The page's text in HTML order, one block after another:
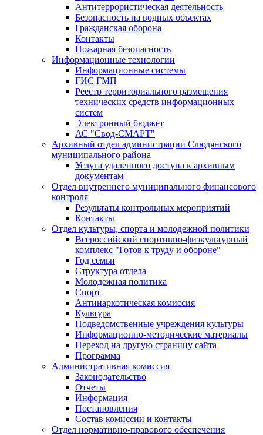
Антитеррористическая деятельность
Безопасность на водных объектах
Гражданская оборона
Контакты
Пожарная безопасность
Информационные технологии
Информационные системы
ГИС ГМП
Реестр территориального размещения
технических средств информационных
систем
Электронный бюджет
АС "Свод-СМАРТ"
Архивный отдел администрации Слюдянского
муниципального района
Услуга удаленного доступа к архивным
документам
Отдел внутреннего муниципального финансового
контроля
Результаты контрольных мероприятий
Контакты
Отдел культуры, спорта и молодежной политики
Всероссийский спортивно-физкультурный
комплекс "Готов к труду и обороне"
Год семьи
Структура отдела
Молодежная политика
Спорт
Антинаркотическая комиссия
Культура
Подведомственные учреждения культуры
Информационно-методические материалы
Переход на другую страницу сайта
Программа
Административная комиссия
Законодательство
Отчеты
Информация
Постановления
Состав комиссии и контакты
Отдел нормативно-правового обеспечения